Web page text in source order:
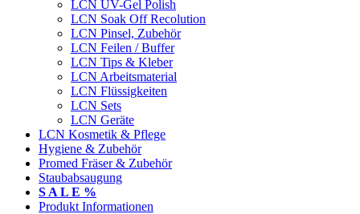
LCN UV-Gel Polish
LCN Soak Off Recolution
LCN Pinsel, Zubehör
LCN Feilen / Buffer
LCN Tips & Kleber
LCN Arbeitsmaterial
LCN Flüssigkeiten
LCN Sets
LCN Geräte
LCN Kosmetik & Pflege
Hygiene & Zubehör
Promed Fräser & Zubehör
Staubabsaugung
S A L E %
Produkt Informationen